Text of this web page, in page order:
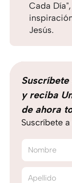
Cada
Jesús.
y reciba
de ahora
Suscríbete
Nombre
Apellido